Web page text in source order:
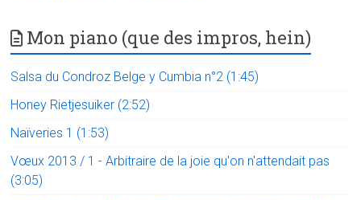
Mon piano (que des impros, hein)
Salsa du Condroz Belge y Cumbia n°2 (1:45)
Honey Rietjesuiker (2:52)
Naïveries 1 (1:53)
Vœux 2013 / 1 - Arbitraire de la joie qu'on n'attendait pas
(3:05)